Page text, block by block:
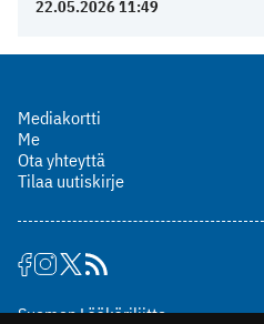
22.05.2026 11:49
Mediakortti
Me
Ota yhteyttä
Tilaa uutiskirje
Suomen Lääkäriliitto